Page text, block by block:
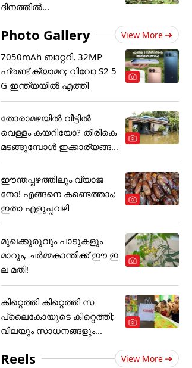
ദിനത്തിൽ...
Photo Gallery View More
7050mAh ബാറ്ററി, 32MP
ഫ്രണ്ട് ക്യാമറ; വിവോ S2 5
G ഇന്ത്യയിൽ എത്തി
തോരാമഴയിൽ വീട്ടിൽ
വെള്ളം കയറിയോ? തിരികെ
മടങ്ങുമ്പോൾ ഇക്കാര്യങ്ങ
ൾ
ഈന്തപ്പഴത്തിലും വ്യാജ
നോ! എങ്ങനെ കണ്ടെത്താം;
ഇതാ എളുപ്പവഴി
മുഖക്കുരുവും പാടുകളും
മാറും, ചർമ്മകാന്തിക്ക് ഈ ഇ
ല മതി!
കിറ്റെത്തി കിറ്റെത്തി സ
പ്ലൈകോയുടെ കിറ്റെത്തി;
വിലയും സാധനങ്ങളും...
Reels View More